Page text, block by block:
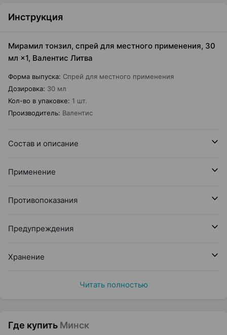
Инструкция
Мирамил тонзил, спрей для местного применения, 30
мл ×1, Валентис Литва
Форма выпуска: Спрей для местного применения
Дозировка: 30 мл
Кол-во в упаковке: 1 шт.
Производитель: Валентис
Состав и описание
Применение
Противопоказания
Предупреждения
Хранение
Читать полностью
Где купить Минск